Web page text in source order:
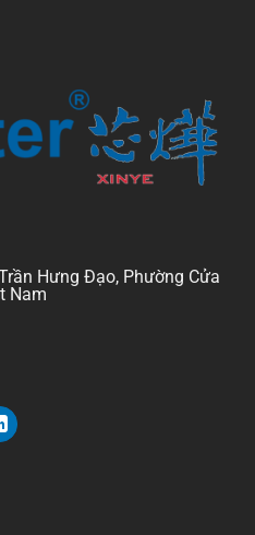
Hưng Đạo, Phường Cửa
Nam